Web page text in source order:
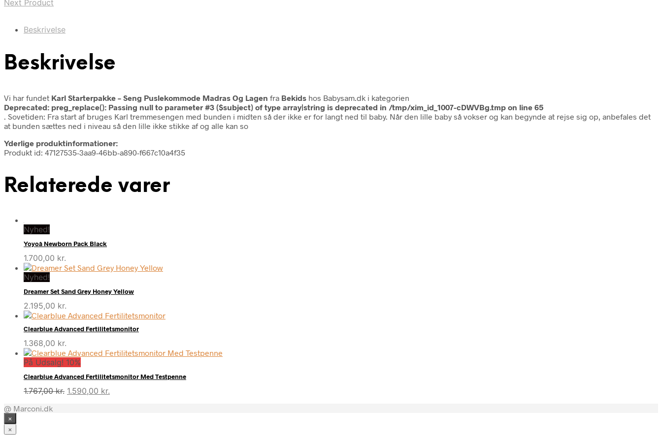
Next Product
Beskrivelse
Beskrivelse
Vi har fundet Karl Starterpakke – Seng Puslekommode Madras Og Lagen fra Bekids hos Babysam.dk i kategorien
Deprecated: preg_replace(): Passing null to parameter #3 ($subject) of type array|string is deprecated in /tmp/xim_id_1007-cDWVBg.tmp on line 65
. Sovetiden: Fra start af bruges Karl tremmesengen med bunden i midten så der ikke er for langt ned til baby. Når den lille baby så vokser og kan begynde at rejse sig op, anbefales det
at bunden sættes ned i niveau så den lille ikke stikke af og alle kan so
Yderlige produktinformationer:
Produkt id: 47127535-3aa9-46bb-a890-f667c10a4f35
Relaterede varer
Nyhed!
Yoyoâ Newborn Pack Black
1.700,00 kr.
Nyhed!
Dreamer Set Sand Grey Honey Yellow
2.195,00 kr.
Clearblue Advanced Fertilitetsmonitor
1.368,00 kr.
På Udsalg! 10%
Clearblue Advanced Fertilitetsmonitor Med Testpenne
1.767,00kr. Den
1.590,00 kr.
@ Marconi.dk
×
×